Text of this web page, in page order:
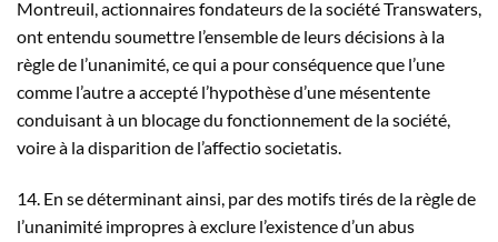
Montreuil, actionnaires fondateurs de la société Transwaters,
ont entendu soumettre l’ensemble de leurs décisions à la
règle de l’unanimité, ce qui a pour conséquence que l’une
comme l’autre a accepté l’hypothèse d’une mésentente
conduisant à un blocage du fonctionnement de la société,
voire à la disparition de l’affectio societatis.
14. En se déterminant ainsi, par des motifs tirés de la règle de
l’unanimité impropres à exclure l’existence d’un abus